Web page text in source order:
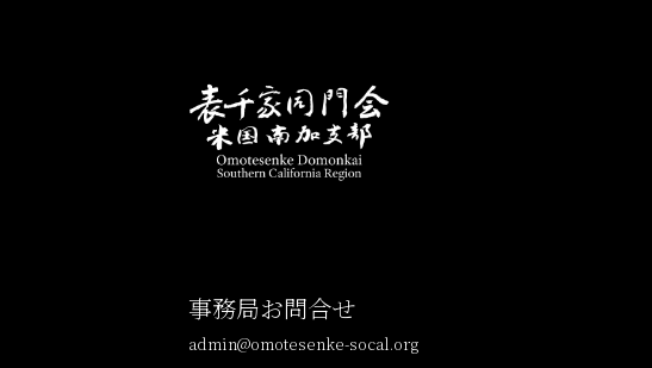
事務局お問合せ
admin@omotesenke-socal.org